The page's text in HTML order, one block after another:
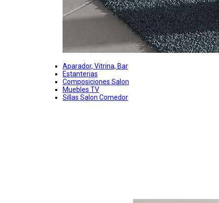
Aparador, Vitrina, Bar
Estanterias
Composiciones Salon
Muebles TV
Sillas Salon Comedor